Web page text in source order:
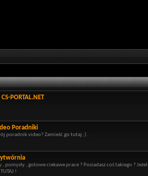
PORTAL.NET
Poradniki
poradnik video? Zamieść go tutaj ;) .
, pomysły , gotowe ciekawe prace ? Posiadasz coś takiego ?
!